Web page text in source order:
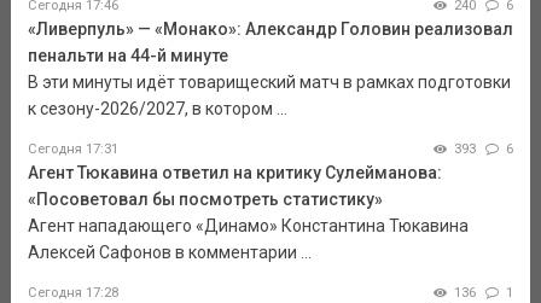
Сегодня 17:46 240 6
«Ливерпуль» — «Монако»: Александр Головин реализовал
пенальти на 44-й минуте
В эти минуты идёт товарищеский матч в рамках подготовки
к сезону-2026/2027, в котором ...
Сегодня 17:31 393 6
Агент Тюкавина ответил на критику Сулейманова:
«Посоветовал бы посмотреть статистику»
Агент нападающего «Динамо» Константина Тюкавина
Алексей Сафонов в комментарии ...
Сегодня 17:28 136 1